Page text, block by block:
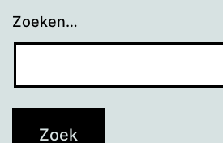
Zoeken…